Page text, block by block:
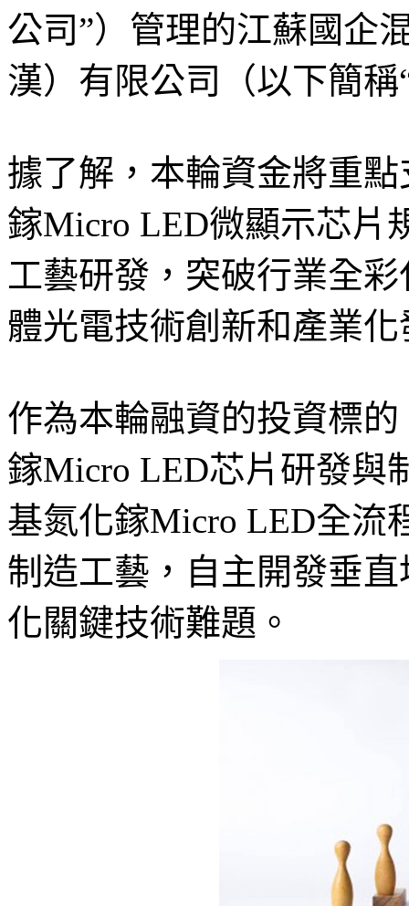
公司”）管理的江蘇國企
漢）有限公司（以下簡
據了解，本輪資金將重
鎵Micro LED微顯示芯片
工藝研發，突破行業全
體光電技術創新和產業化
作為本輪融資的投資標
鎵Micro LED芯片研發與
基氮化鎵Micro LED全流
制造工藝，自主開發垂
化關鍵技術難題。